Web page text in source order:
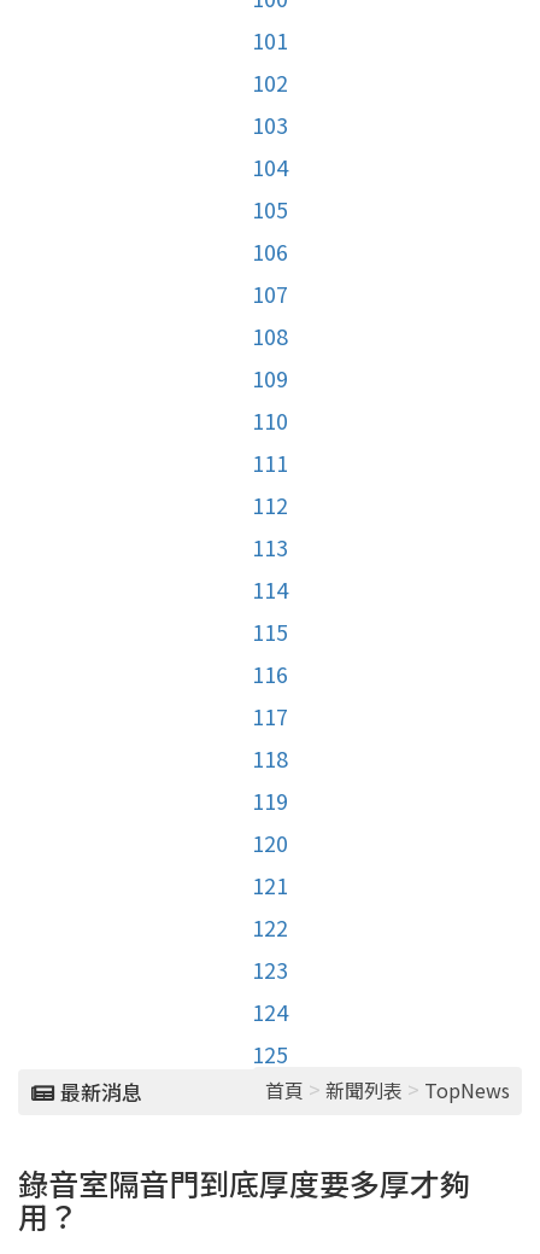
101
102
103
104
105
106
107
108
109
110
111
112
113
114
115
116
117
118
119
120
121
122
123
124
125
最新消息 首頁 > 新聞列表 > TopNews
錄音室隔音門到底厚度要多厚才夠
用？